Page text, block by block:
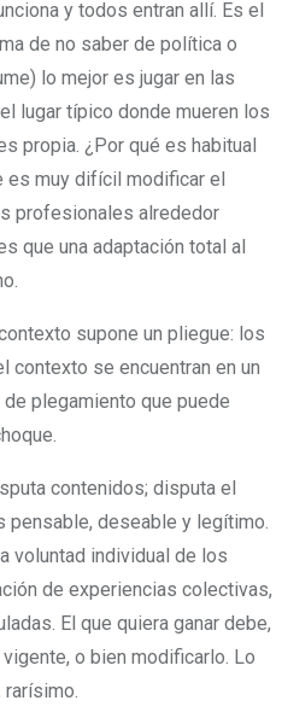
y todos entran allí. Es el
de no saber de política o
lo mejor es jugar en las
lugar típico donde mueren los
propia. ¿Por qué es habitual
es muy difícil modificar el
profesionales alrededor
que una adaptación total al
supone un pliegue: los
contexto se encuentran en un
plegamiento que puede
contenidos; disputa el
deseable y legítimo.
voluntad individual de los
de experiencias colectivas,
El que quiera ganar debe,
o bien modificarlo. Lo